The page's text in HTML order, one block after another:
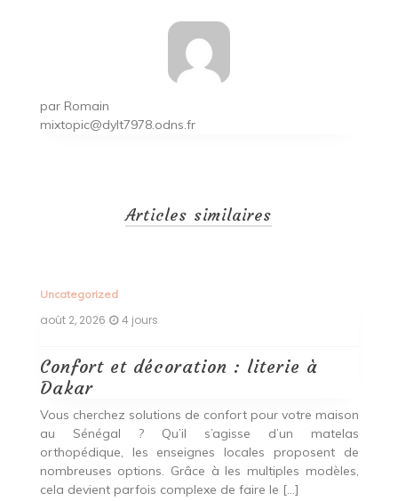
par Romain
mixtopic@dylt7978.odns.fr
Articles similaires
Uncategorized
août 2, 2026 4 jours
Confort et décoration : literie à
Dakar
Vous cherchez solutions de confort pour votre maison
au Sénégal ? Qu’il s’agisse d’un matelas
orthopédique, les enseignes locales proposent de
nombreuses options. Grâce à les multiples modèles,
cela devient parfois complexe de faire le […]